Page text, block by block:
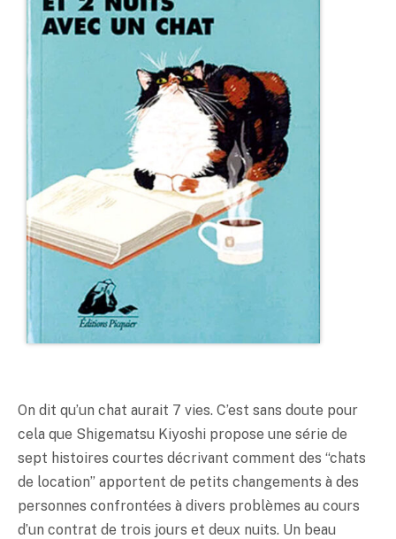
On dit qu’un chat aurait 7 vies. C’est sans doute pour
cela que Shigematsu Kiyoshi propose une série de
sept histoires courtes décrivant comment des “chats
de location” apportent de petits changements à des
personnes confrontées à divers problèmes au cours
d’un contrat de trois jours et deux nuits. Un beau